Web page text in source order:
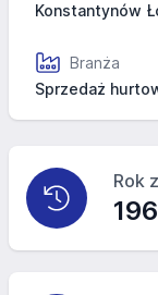
Konstantynów
Branża
Sprzedaż
Rok